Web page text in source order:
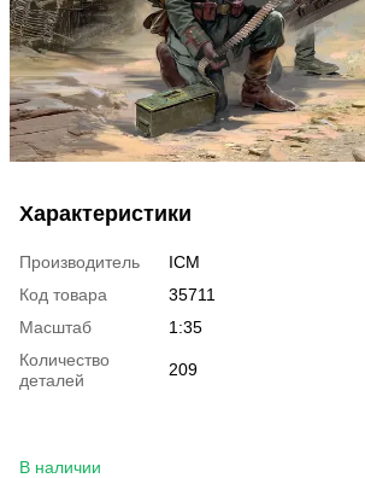
Характеристики
Производитель
ICM
Код товара
35711
Масштаб
1:35
Количество
деталей
209
В наличии